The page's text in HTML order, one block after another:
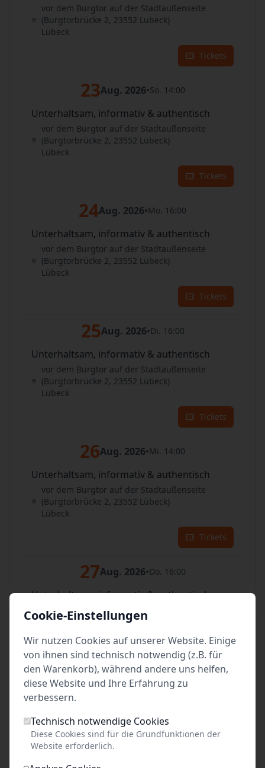
vor dem Burgtor auf der Stadtaußenseite
(Burgtorbrücke 2, 23552 Lübeck)
Lübeck
Tickets
23Aug. 2026•So. 14:00
Unterhaltsam, informativ & authentisch
vor dem Burgtor auf der Stadtaußenseite
(Burgtorbrücke 2, 23552 Lübeck)
Lübeck
Tickets
24Aug. 2026•Mo. 16:00
Unterhaltsam, informativ & authentisch
vor dem Burgtor auf der Stadtaußenseite
(Burgtorbrücke 2, 23552 Lübeck)
Lübeck
Tickets
25Aug. 2026•Di. 16:00
Unterhaltsam, informativ & authentisch
vor dem Burgtor auf der Stadtaußenseite
(Burgtorbrücke 2, 23552 Lübeck)
Lübeck
Tickets
26Aug. 2026•Mi. 14:00
Unterhaltsam, informativ & authentisch
vor dem Burgtor auf der Stadtaußenseite
(Burgtorbrücke 2, 23552 Lübeck)
Lübeck
Tickets
27Aug. 2026•Do. 16:00
Unterhaltsam, informativ & authentisch
vor dem Burgtor auf der Stadtaußenseite
(Burgtorbrücke 2, 23552 Lübeck)
Tickets
28 Fr. 14:00
Unterhaltsam, informativ & authentisch
vor dem Burgtor auf der Stadtaußenseite
(Burgtorbrücke 2, 23552 Lübeck)
Cookie-Einstellungen
Wir nutzen Cookies auf unserer Website. Einige
von ihnen sind technisch notwendig (z.B. für
den Warenkorb), während andere uns helfen,
diese Website und Ihre Erfahrung zu
verbessern.
Technisch notwendige Cookies
Diese Cookies sind für die Grundfunktionen der
Website erforderlich.